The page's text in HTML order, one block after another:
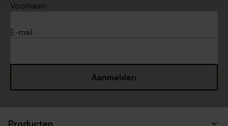
Voornaam
E-mail
Aanmelden
Producten